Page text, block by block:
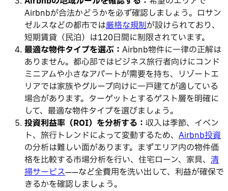
Airbnbが合法かどうかを必ず確認しましょう。ロサン
ゼルスなどの都市では厳格な規制が設けられており、
短期賃貸（民泊）は120日間に制限されています。
最適な物件タイプを選ぶ： Airbnb物件に一律の正解は
ありません。都心部ではビジネス旅行者向けにコンド
ミニアムや小さなアパートが需要を持ち、リゾートエ
リアでは家族やグループ向けに一戸建てが適している
場合があります。ターゲットとするゲスト層を明確に
して、最適な物件タイプを選びましょう。
投資利益率（ROI）を分析する： 収入は季節、イベン
ト、旅行トレンドによって変動するため、 Airbnb投資
の分析は難しい面があります。まずエリア内の物件価
格を比較する市場分析を行い、住宅ローン、家具、 清
掃サービス——など全費用を洗い出して、利益が確保で
きるかを確認しましょう。